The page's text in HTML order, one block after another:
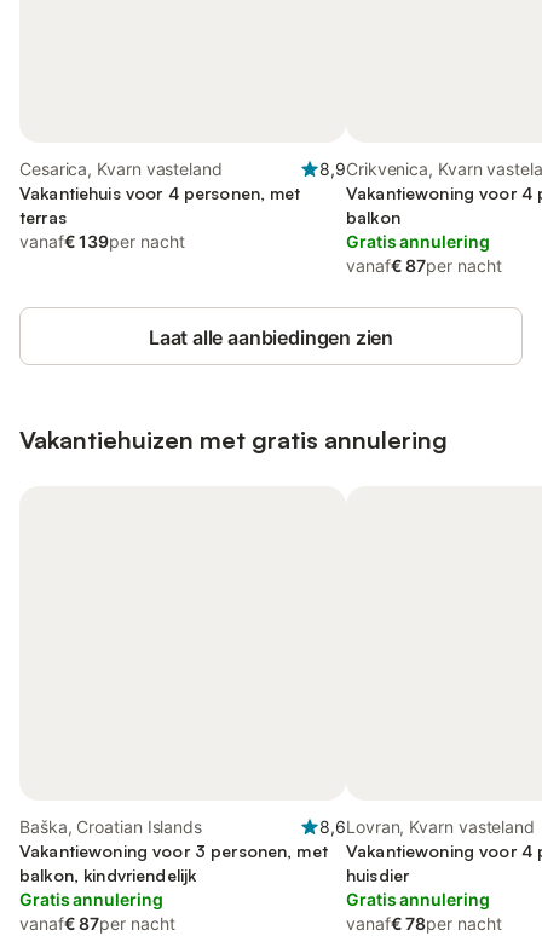
Cesarica, Kvarn vasteland
8,9
Vakantiehuis voor 4 personen, met
terras
vanaf€ 139per nacht
Crikvenica, Kvarn
Vakantiewoning voor 4
balkon
Gratis annulering
vanaf€ 87per nacht
Laat alle aanbiedingen zien
Vakantiehuizen met gratis annulering
Baška, Croatian Islands
8,6
Vakantiewoning voor 3 personen, met
balkon, kindvriendelijk
Gratis annulering
vanaf€ 87per nacht
Lovran, Kvarn vasteland
Vakantiewoning voor 4
huisdier
Gratis annulering
vanaf€ 78per nacht